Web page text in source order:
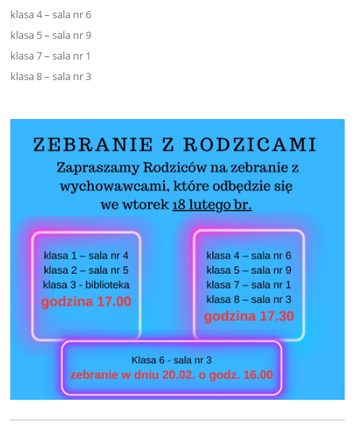
klasa 4 – sala nr 6
klasa 5 – sala nr 9
klasa 7 – sala nr 1
klasa 8 – sala nr 3